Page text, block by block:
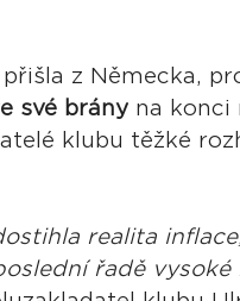
z Německa,
své brány na konci
klubu těžké
realita
řadě